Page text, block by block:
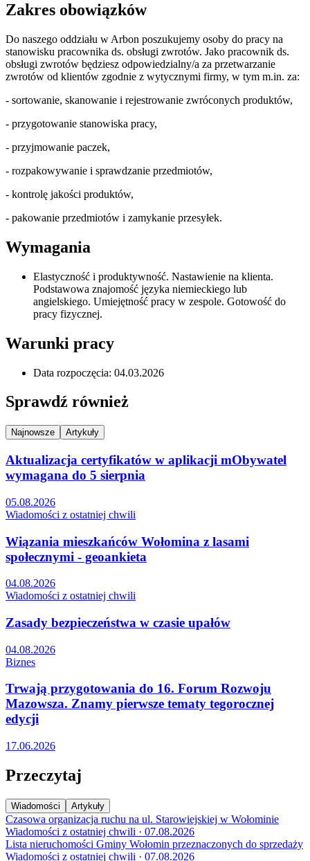
Zakres obowiązków
Do naszego oddziału w Arbon poszukujemy osoby do pracy na
stanowisku pracownika ds. obsługi zwrotów. Jako pracownik ds.
obsługi zwrotów będziesz odpowiedzialny/a za przetwarzanie
zwrotów od klientów zgodnie z wytycznymi firmy, w tym m.in. za:
- sortowanie, skanowanie i rejestrowanie zwróconych produktów,
- przygotowanie stanowiska pracy,
- przyjmowanie paczek,
- rozpakowywanie i sprawdzanie przedmiotów,
- kontrolę jakości produktów,
- pakowanie przedmiotów i zamykanie przesyłek.
Wymagania
Elastyczność i produktywność. Nastawienie na klienta.
Podstawowa znajomość języka niemieckiego lub
angielskiego. Umiejętność pracy w zespole. Gotowość do
pracy fizycznej.
Warunki pracy
Data rozpoczęcia: 04.03.2026
Sprawdź również
Najnowsze Artykuły
Aktualizacja certyfikatów w aplikacji mObywatel
wymagana do 5 sierpnia
05.08.2026
Wiadomości z ostatniej chwili
Wiązania mieszkańców Wołomina z lasami
społecznymi - geoankieta
04.08.2026
Wiadomości z ostatniej chwili
Zasady bezpieczeństwa w czasie upałów
04.08.2026
Biznes
Trwają przygotowania do 16. Forum Rozwoju
Mazowsza. Znamy pierwsze tematy tegorocznej
edycji
17.06.2026
Przeczytaj
Wiadomości Artykuły
Czasowa organizacja ruchu na ul. Starowiejskiej w Wołominie
Wiadomości z ostatniej chwili · 07.08.2026
Lista nieruchomości Gminy Wołomin przeznaczonych do sprzedaży
Wiadomości z ostatniej chwili · 07.08.2026